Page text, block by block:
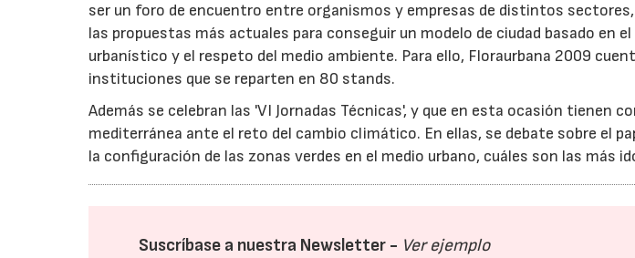
ser un foro de encuentro entre organismos y empresas de distintos
las propuestas más actuales para conseguir un modelo de ciudad basado en
urbanístico y el respeto del medio ambiente. Para ello, Floraurbana 2009
instituciones que se reparten en 80 stands.
Además se celebran las 'VI Jornadas Técnicas', y que en esta ocasión tienen
mediterránea ante el reto del cambio climático. En ellas, se debate sobre el
la configuración de las zonas verdes en el medio urbano, cuáles son las más
Suscríbase a nuestra Newsletter - Ver ejemplo